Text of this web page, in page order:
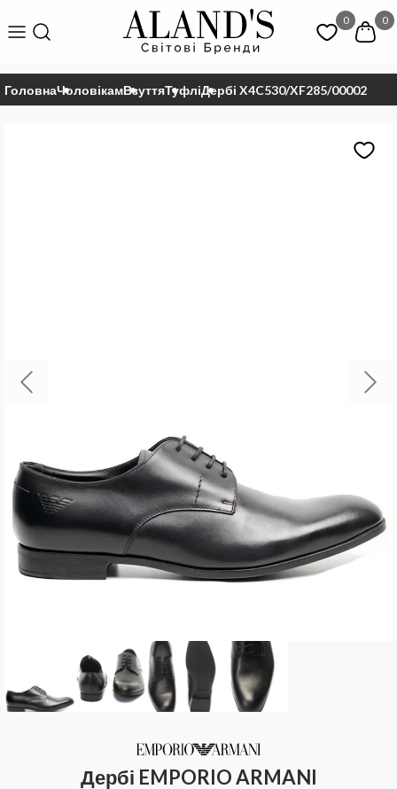
0 0
ГоловнаЧоловікамВзуттяТуфліДербі X4C530/XF285/00002
Дербі EMPORIO ARMANI